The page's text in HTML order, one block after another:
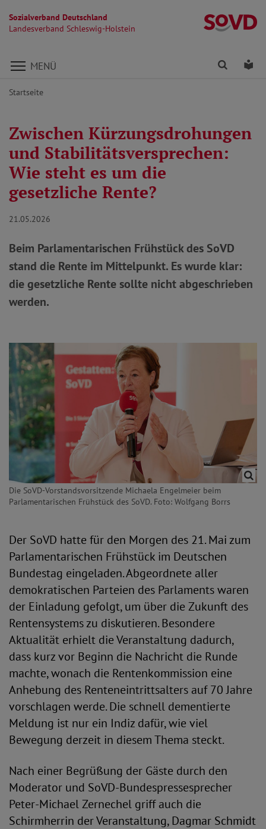
Sozialverband Deutschland
Landesverband Schleswig-Holstein
Direkt zu den Inhalten springen
MENÜ Finden
Startseite
Zwischen Kürzungsdrohungen
und Stabilitätsversprechen:
Wie steht es um die
gesetzliche Rente?
21.05.2026
Beim Parlamentarischen Frühstück des SoVD
stand die Rente im Mittelpunkt. Es wurde klar:
die gesetzliche Rente sollte nicht abgeschrieben
werden.
Die SoVD-Vorstandsvorsitzende Michaela Engelmeier beim
Parlamentarischen Frühstück des SoVD. Foto: Wolfgang Borrs
Der SoVD hatte für den Morgen des 21. Mai zum
Parlamentarischen Frühstück im Deutschen
Bundestag eingeladen. Abgeordnete aller
demokratischen Parteien des Parlaments waren
der Einladung gefolgt, um über die Zukunft des
Rentensystems zu diskutieren. Besondere
Aktualität erhielt die Veranstaltung dadurch,
dass kurz vor Beginn die Nachricht die Runde
machte, wonach die Rentenkommission eine
Anhebung des Renteneintrittsalters auf 70 Jahre
vorschlagen werde. Die schnell dementierte
Meldung ist nur ein Indiz dafür, wie viel
Bewegung derzeit in diesem Thema steckt.
Nach einer Begrüßung der Gäste durch den
Moderator und SoVD-Bundespressesprecher
Peter-Michael Zernechel griff auch die
Schirmherrin der Veranstaltung, Dagmar Schmidt